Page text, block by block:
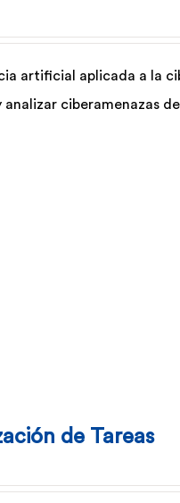
artificial aplicada a la
ciberamenazas
de Tareas